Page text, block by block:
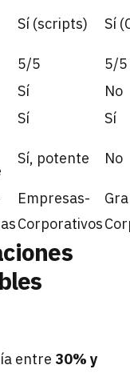
Sí (scripts) Sí
5/5
5/5
Sí
No
Sí Sí
Sí, potente No
Empresas-
Corporativos
entre 30% y